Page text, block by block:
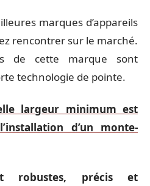
marques d’appareils
rencontrer sur le marché.
de cette marque sont
technologie de pointe.
largeur minimum est
d’un monte-
robustes, précis et